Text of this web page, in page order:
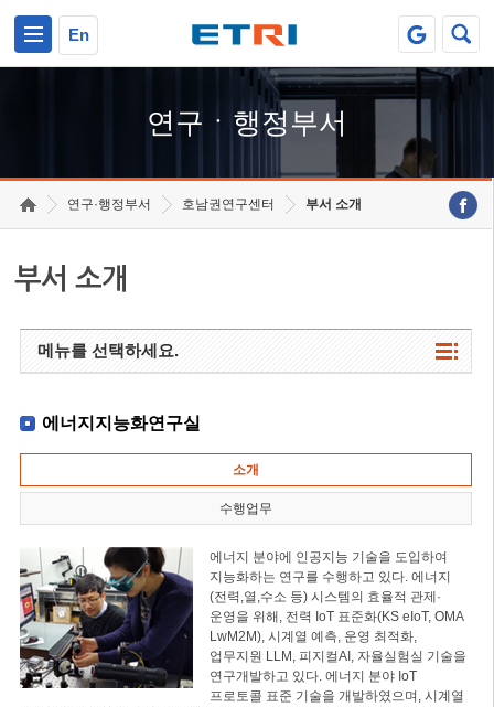
En
연구ㆍ행정부서
연구·행정부서 호남권연구센터 부서 소개
부서 소개
메뉴를 선택하세요.
에너지지능화연구실
소개
수행업무
에너지 분야에 인공지능 기술을 도입하여
지능화하는 연구를 수행하고 있다. 에너지
(전력,열,수소 등) 시스템의 효율적 관제·
운영을 위해, 전력 IoT 표준화(KS eIoT, OMA
LwM2M), 시계열 예측, 운영 최적화,
업무지원 LLM, 피지컬AI, 자율실험실 기술을
연구개발하고 있다. 에너지 분야 IoT
프로토콜 표준 기술을 개발하였으며, 시계열